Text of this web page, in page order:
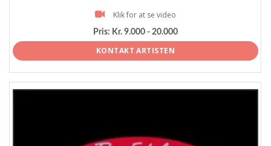
Klik for at se video
Pris: Kr. 9.000 - 20.000
KONTAKT ARTISTEN